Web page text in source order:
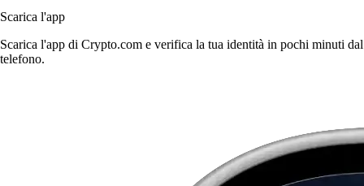
Scarica l'app
Scarica l'app di Crypto.com e verifica la tua identità in pochi minuti dal
telefono.